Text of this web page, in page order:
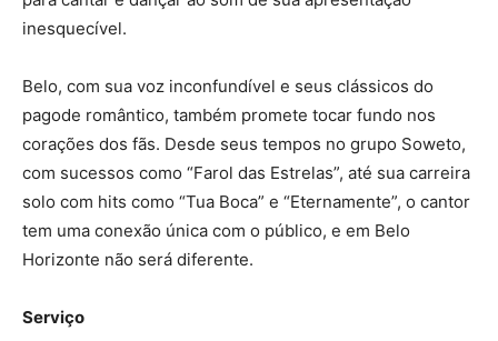
inesquecível.
Belo, com sua voz inconfundível e seus clássicos do
pagode romântico, também promete tocar fundo nos
corações dos fãs. Desde seus tempos no grupo Soweto,
com sucessos como “Farol das Estrelas”, até sua carreira
solo com hits como “Tua Boca” e “Eternamente”, o cantor
tem uma conexão única com o público, e em Belo
Horizonte não será diferente.
Serviço